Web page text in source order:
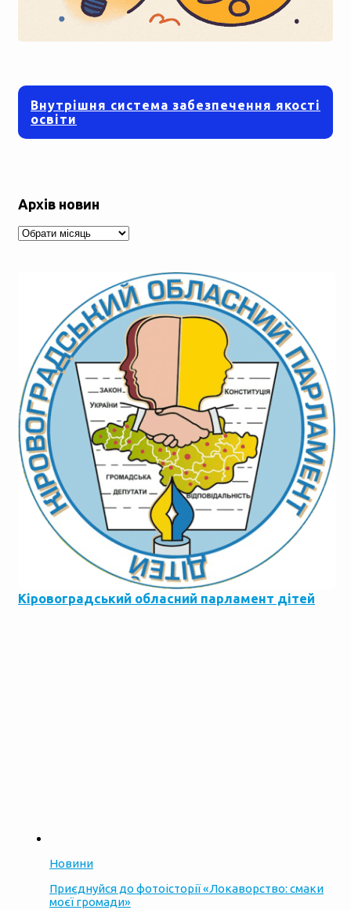
Внутрішня система забезпечення якості
освіти
Архів новин
Архів
новин
Кіровоградський обласний парламент дітей
Новини
Приєднуйся до фотоісторії «Локаворство: смаки
моєї громади»